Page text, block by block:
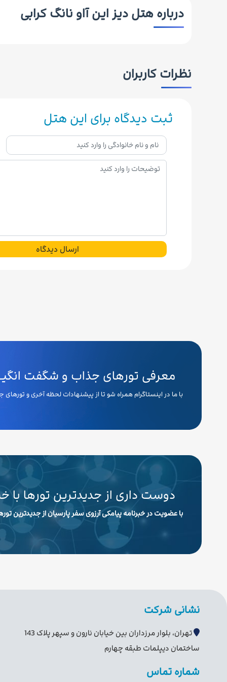
درباره هتل دیز این آاو نانگ کرابی
نظرات کاربران
ثبت دیدگاه برای این هتل
ارسال دیدگاه
معرفی تورهای جذاب و شگفت
با ما در اینستاگرام همراه شو تا از پیشنهادات لحظه آخری و
دوست داری از جدیدترین تورها با
با عضویت در خبرنامه پیامکی آرزوی سفر پارسیان از جدیدترین
نشانی شرکت
تهران، بلوار مرزداران بین خیابان نارون و سپهر پلاک 143
ساختمان دیپلمات طبقه چهارم
شماره تماس